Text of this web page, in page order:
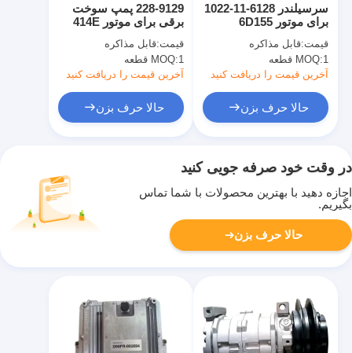
228-9129 پمپ سوخت
برقی برای موتور 414E
422E
قیمت:قابل مذاکره
MOQ:1 قطعه
آخرین قیمت را دریافت کنید
حالا حرف بزن
سرسیلندر 6128-11-1022
برای موتور 6D155
قیمت:قابل مذاکره
MOQ:1 قطعه
آخرین قیمت را دریافت کنید
حالا حرف بزن
در وقت خود صرفه جویی کنید
اجازه دهید با بهترین محصولات با شما تماس
بگیریم.
حالا حرف بزن